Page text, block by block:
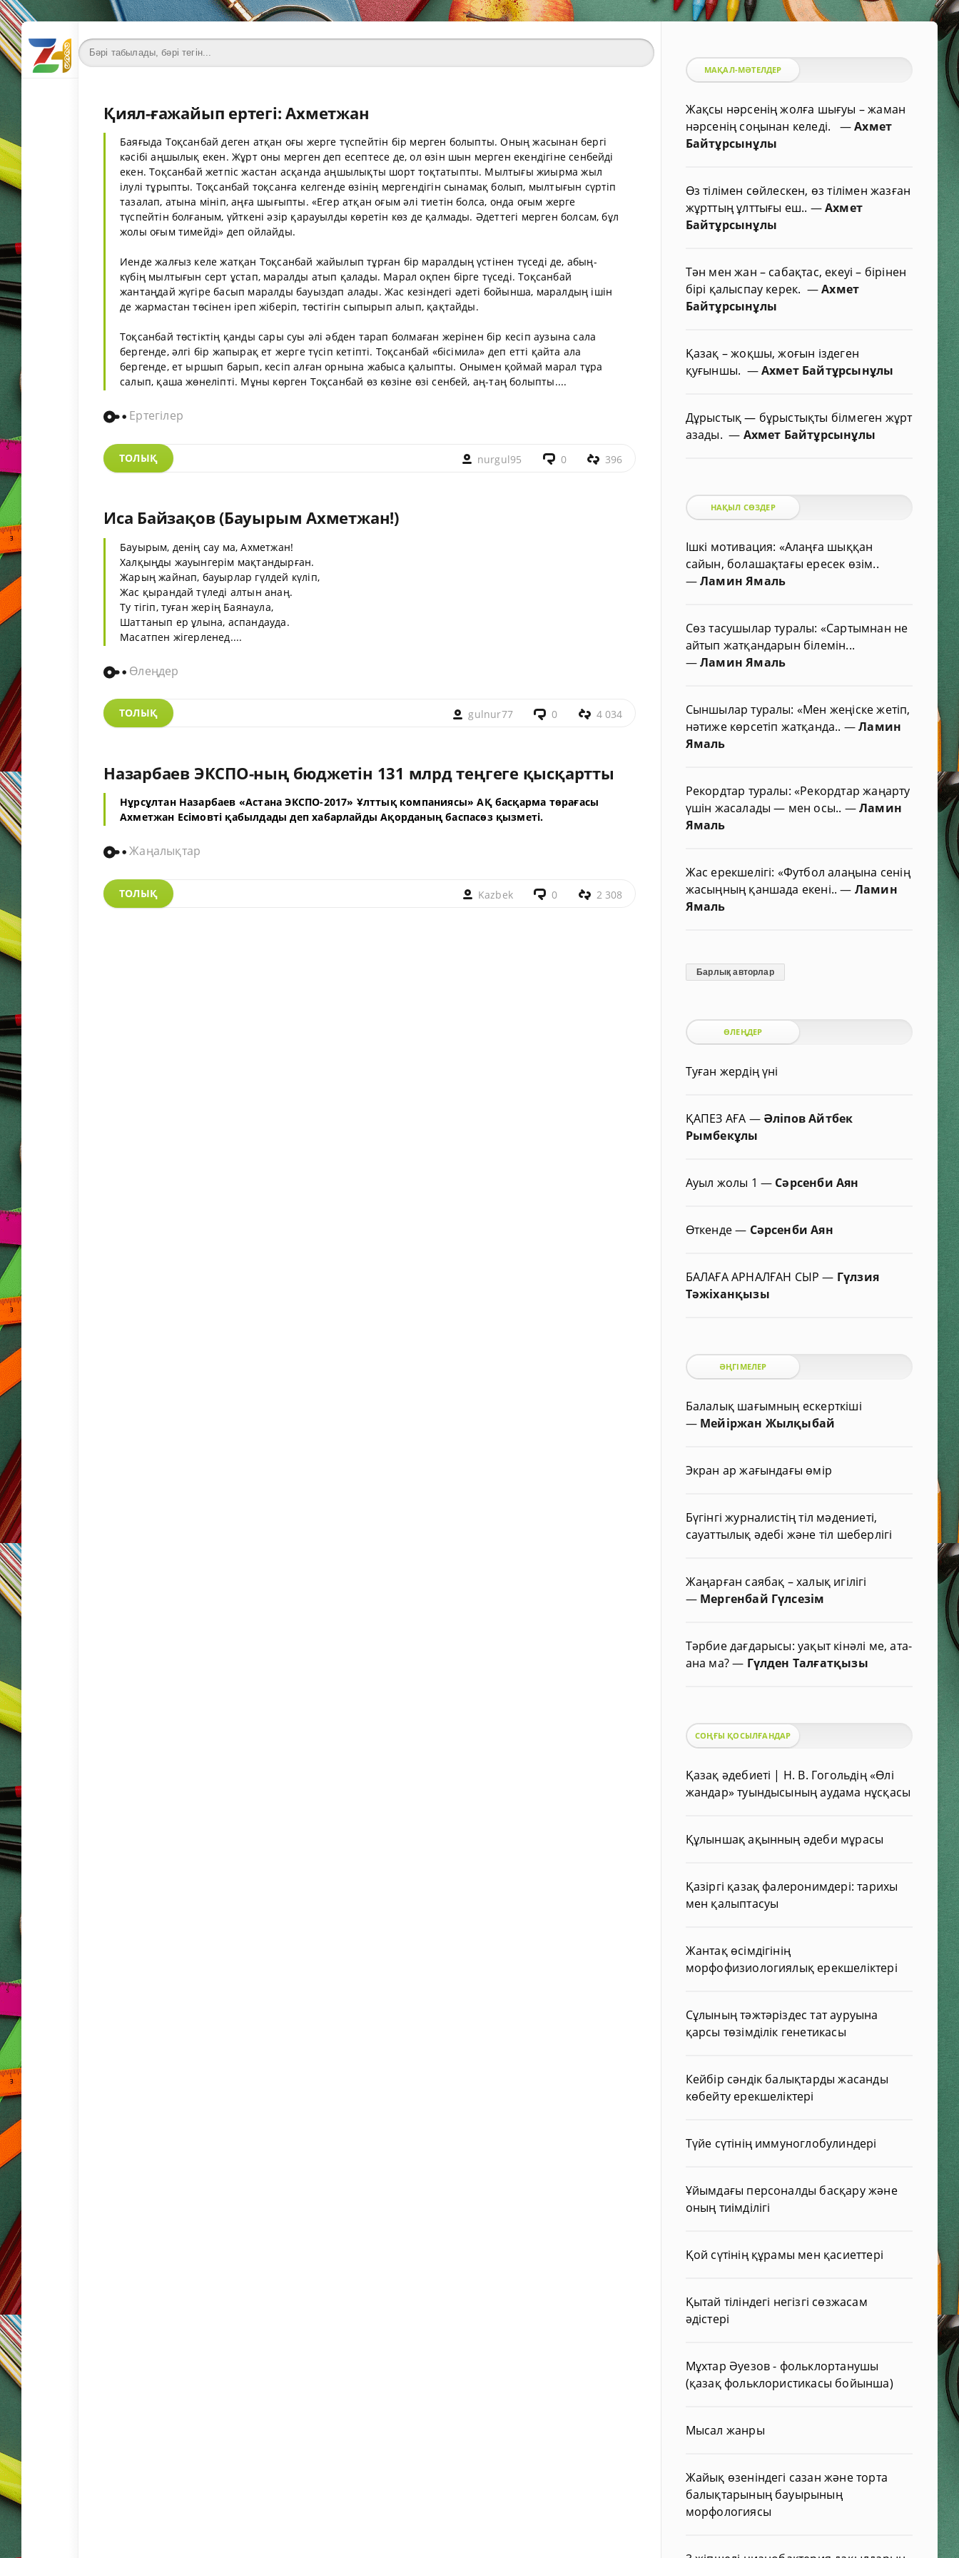
Қиял-ғажайып ертегі: Ахметжан
Баяғыда Тоқсанбай деген атқан оғы жерге түспейтін бір мерген болыпты. Оның жасынан бергі
кәсібі аңшылық екен. Жұрт оны мерген деп есептесе де, ол өзін шын мерген екендігіне сенбейді
екен. Тоқсанбай жетпіс жастан асқанда аңшылықты шорт тоқтатыпты. Мылтығы жиырма жыл
ілулі тұрыпты. Тоқсанбай тоқсанға келгенде өзінің мергендігін сынамақ болып, мылтығын сүртіп
тазалап, атына мініп, аңға шығыпты. «Егер атқан оғым әлі тиетін болса, онда оғым жерге
түспейтін болғаным, үйткені әзір қарауылды көретін көз де қалмады. Әдеттегі мерген болсам, бұл
жолы оғым тимейді» деп ойлайды.
Иенде жалғыз келе жатқан Тоқсанбай жайылып тұрған бір маралдың үстінен түседі де, абың-
күбің мылтығын серт ұстап, маралды атып қалады. Марал оқпен бірге түседі. Тоқсанбай
жантаңдай жүгіре басып маралды бауыздап алады. Жас кезіндегі әдеті бойынша, маралдың ішін
де жармастан төсінен іреп жіберіп, төстігін сыпырып алып, қақтайды.
Тоқсанбай төстіктің қанды сары суы әлі әбден тарап болмаған жерінен бір кесіп аузына сала
бергенде, әлгі бір жапырақ ет жерге түсіп кетіпті. Тоқсанбай «бісімила» деп етті қайта ала
бергенде, ет ыршып барып, кесіп алған орнына жабыса қалыпты. Онымен қоймай марал тұра
салып, қаша жөнеліпті. Мұны көрген Тоқсанбай өз көзіне өзі сенбей, аң-таң болыпты....
Ертегілер
ТОЛЫҚ nurgul95 0 396
Иса Байзақов (Бауырым Ахметжан!)
Бауырым, денің сау ма, Ахметжан!
Халқыңды жауынгерім мақтандырған.
Жарың жайнап, бауырлар гүлдей күліп,
Жас қырандай түледі алтын анаң.
Ту тігіп, туған жерің Баянаула,
Шаттанып ер ұлына, аспандауда.
Масатпен жігерленед....
Өлеңдер
ТОЛЫҚ gulnur77 0 4 034
Назарбаев ЭКСПО-ның бюджетін 131 млрд теңгеге қысқартты
Нұрсұлтан Назарбаев «Астана ЭКСПО-2017» Ұлттық компаниясы» АҚ басқарма төрағасы
Ахметжан Есімовті қабылдады деп хабарлайды Ақорданың баспасөз қызметі.
Жаңалықтар
ТОЛЫҚ Kazbek 0 2 308
МАҚАЛ-МӘТЕЛДЕР
Жақсы нәрсенің жолға шығуы – жаман
нәрсенің соңынан келеді. —Ахмет
Байтұрсынұлы
Өз тілімен сөйлескен, өз тілімен жазған
жұрттың ұлттығы еш.. —Ахмет
Байтұрсынұлы
Тән мен жан – сабақтас, екеуі – бірінен
бірі қалыспау керек. —Ахмет
Байтұрсынұлы
Қазақ – жоқшы, жоғын іздеген
қуғыншы. —Ахмет Байтұрсынұлы
Дұрыстық — бұрыстықты білмеген жұрт
азады.— Ахмет Байтұрсынұлы
НАҚЫЛ СӨЗДЕР
Ішкі мотивация: «Алаңға шыққан
сайын, болашақтағы ересек өзім..
—Ламин Ямаль
Сөз тасушылар туралы: «Сартымнан не
айтып жатқандарын білемін...
—Ламин Ямаль
Сыншылар туралы: «Мен жеңіске жетіп,
нәтиже көрсетіп жатқанда.. —Ламин
Ямаль
Рекордтар туралы: «Рекордтар жаңарту
үшін жасалады — мен осы.. —Ламин
Ямаль
Жас ерекшелігі: «Футбол алаңына сенің
жасыңның қаншада екені..— Ламин
Ямаль
Барлық авторлар
ӨЛЕҢДЕР
Туған жердің үні
ҚАПЕЗ АҒА — Әліпов Айтбек
Рымбекұлы
Ауыл жолы 1 — Сәрсенби Аян
Өткенде— Сәрсенби Аян
БАЛАҒА АРНАЛҒАН СЫР— Гүлзия
Тәжіханқызы
ӘҢГІМЕЛЕР
Балалық шағымның ескерткіші
— Мейіржан Жылқыбай
Экран ар жағындағы өмір
Бүгінгі журналистің тіл мәдениеті,
сауаттылық әдебі және тіл шеберлігі
Жаңарған саябақ – халық игілігі
— Мергенбай Гүлсезім
Тәрбие дағдарысы: уақыт кінәлі ме, ата-
ана ма?— Гүлден Талғатқызы
СОҢҒЫ ҚОСЫЛҒАНДАР
Қазақ әдебиеті | Н. В. Гогольдің «Өлі
жандар» туындысының аудама нұсқасы
Құлыншақ ақынның әдеби мұрасы
Қазіргі қазақ фалеронимдері: тарихы
мен қалыптасуы
Жантақ өсімдігінің
морфофизиологиялық ерекшеліктері
Сұлының тәжтәріздес тат ауруына
қарсы төзімділік генетикасы
Кейбір сәндік балықтарды жасанды
көбейту ерекшеліктері
Түйе сүтінің иммуноглобулиндері
Ұйымдағы персоналды басқару және
оның тиімділігі
Қой сүтінің құрамы мен қасиеттері
Қытай тіліндегі негізгі сөзжасам
әдістері
Мұхтар Әуезов - фольклортанушы
(қазақ фольклористикасы бойынша)
Мысал жанры
Жайық өзеніндегі сазан және торта
балықтарының бауырының
морфологиясы